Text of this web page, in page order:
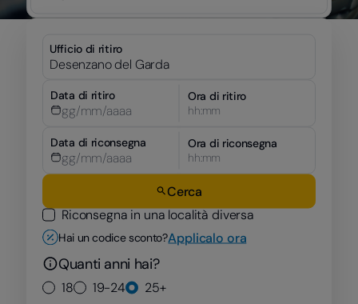
Ufficio di ritiro
Data di ritiro
Ora di ritiro
hh:mm
Data di riconsegna
Ora di riconsegna
hh:mm
Cerca
Riconsegna in una località diversa
Hai un codice sconto?Applicalo ora
Quanti anni hai?
18 19-24 25+